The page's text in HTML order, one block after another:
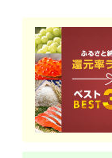
出典：ふるさとチョイ
ス
東京都千代田区
ドクターエア ストレ
ッチロール3 ESR-07
5.0